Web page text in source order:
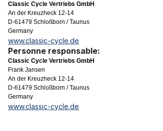
Classic Cycle Vertriebs GmbH
An der Kreuzheck 12-14
D-61479 Schloßborn / Taunus
Germany
www.classic-cycle.de
Personne responsable:
Classic Cycle Vertriebs GmbH
Frank Jansen
An der Kreuzheck 12-14
D-61479 Schloßborn / Taunus
Germany
www.classic-cycle.de